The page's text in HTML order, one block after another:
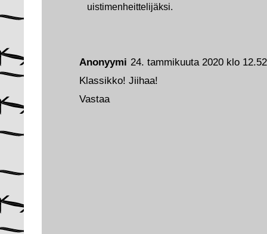
Anonyymi 24. tammikuuta 2020 klo 12.52
Klassikko! Jiihaa!
Vastaa
uistimenheittelijäksi.